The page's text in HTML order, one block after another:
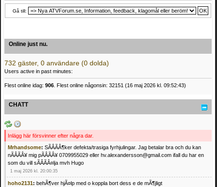
Gå till:
Online just nu.
732 gäster, 0 användare (0 dolda)
Users active in past minutes:
Flest online idag: 906. Flest online någonsin: 32151 (16 maj 2026 kl. 09:52:43)
CHATT
Inlägg här försvinner efter några dar.
Mrhandsome: SÃÂÃÂ¶ker defekta/trasiga fyrhjulingar. Jag betalar bra och du kan
nÃÂÃÂ¥ mig pÃÂÃÂ¥ 0709955029 eller hv.alexandersson@gmail.com ifall du har en
som du vill sÃÂÃÂ¤lja mvh Hugo
1 maj 2026 kl. 20:00:35
hoho2131: behÃ¶ver hjÃ¤lp med o koppla bort dess e de mÃ¶jligt